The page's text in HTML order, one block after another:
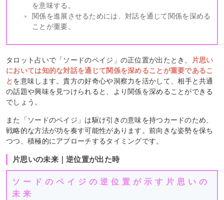
を意味する。
関係を進展させるためには、対話を通じて関係を深める
ことが重要。
タロット占いで「ソードのペイジ」の正位置が出たとき、
片思い
においては知的な対話を通じて関係を深めることが重要であるこ
とを意味します。貴方の好奇心や洞察力を活かして、相手と共通
の話題や興味を見つけられると、より関係を深めることができる
でしょう。
また「ソードのペイジ」は駆け引きの意味を持つカードのため、
戦略的な方法が功を奏す可能性があります。前向きな姿勢を保ち
つつ、積極的にアプローチするタイミングです。
片思いの未来｜逆位置が出た時
ソードのペイジの逆位置が示す片思いの
未来